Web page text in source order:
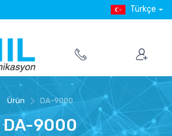
Türkçe
Ürün DA-9000
DA-9000